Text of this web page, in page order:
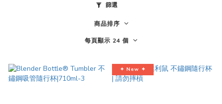
篩選
商品排序
每頁顯示 24 個
✦ New ✦